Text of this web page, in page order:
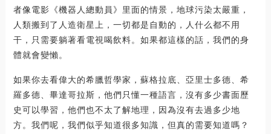
者像電影《機器人總動員》里面的情景，地球污染太嚴重，
人類搬到了人造衛星上，一切都是自動的，人什么都不用
干，只需要躺著看電視喝飲料。如果都這樣的話，我們的身
體就會變懶。
如果你去看偉大的希臘哲學家，蘇格拉底、亞里士多德、希
羅多德、畢達哥拉斯，他們只懂一種語言，沒有多少書面歷
史可以學習，他們也不太了解地理，因為沒有去過多少地
方。我們呢，我們似乎知道很多知識，但真的需要知道嗎？